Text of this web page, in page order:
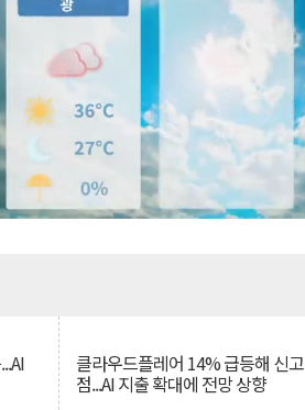
클라우드플레어 14% 급등해 신고
점...AI 지출 확대에 전망 상향